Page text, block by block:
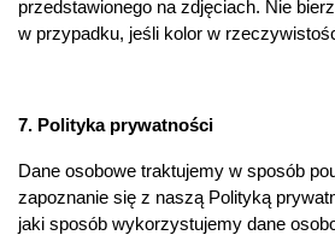
przedstawionego na zdjęciach. Nie
w przypadku, jeśli kolor w
7. Polityka prywatności
Dane osobowe traktujemy w sposób
zapoznanie się z naszą Polityką
jaki sposób wykorzystujemy dane